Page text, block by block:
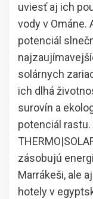
uviesť aj ich
vody v Ománe.
potenciál
solárnych
ich dlhá
surovín a
potenciál
zásobujú
Marrákeši, ale
hotely v